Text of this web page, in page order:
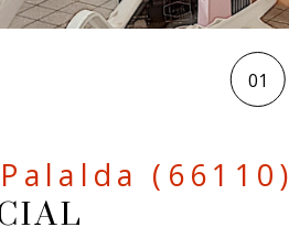
01
(66110)